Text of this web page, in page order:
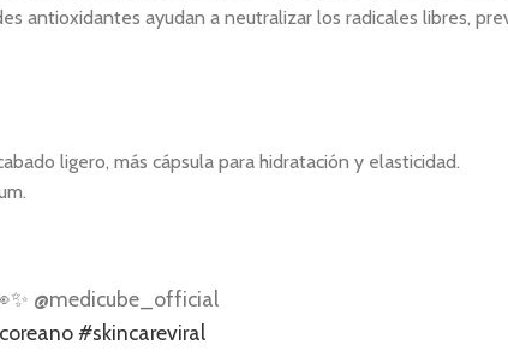
antioxidantes ayudan a neutralizar los radicales libres,
ligero, más cápsula para hidratación y elasticidad.
@medicube_official
#skincareviral